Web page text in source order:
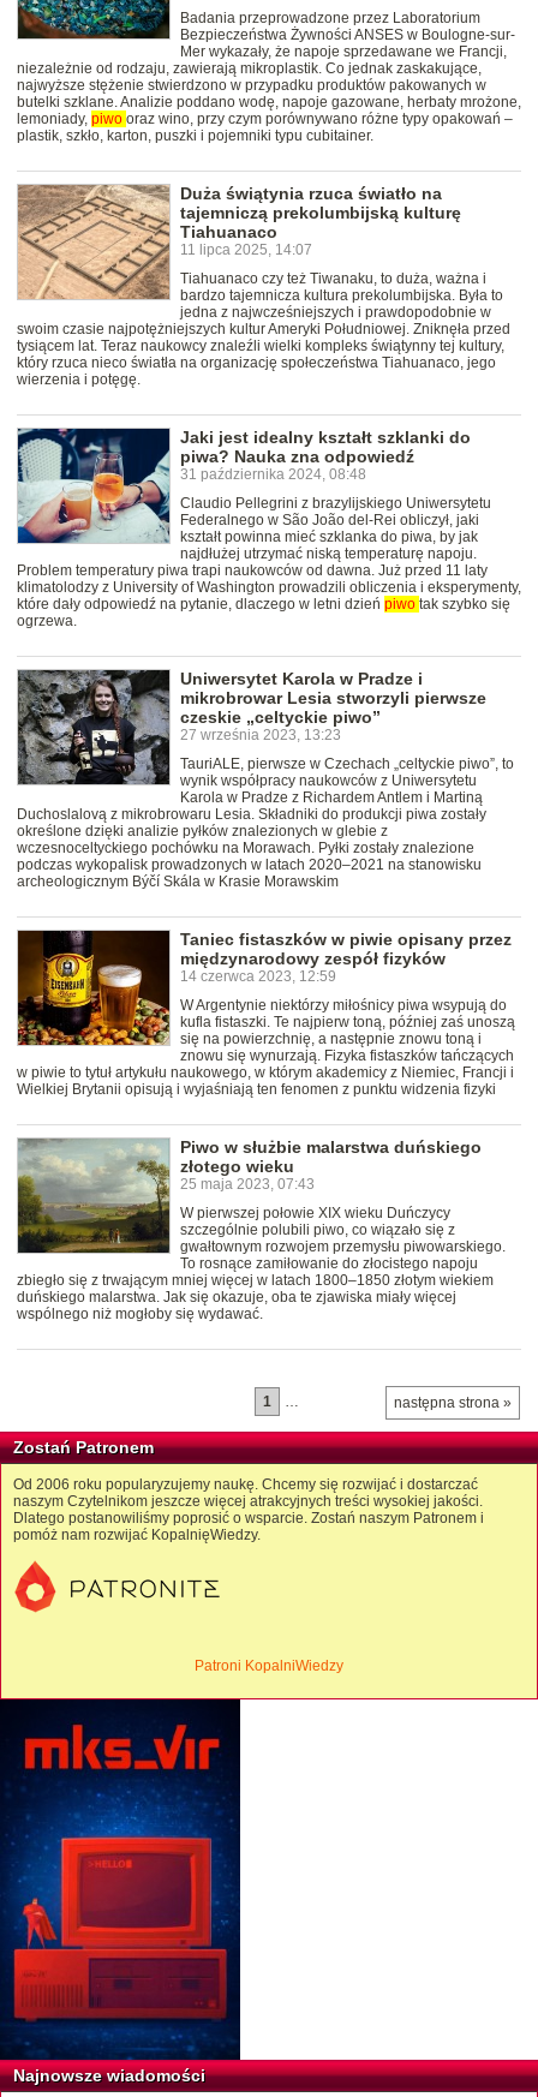
Badania przeprowadzone przez Laboratorium
Bezpieczeństwa Żywności ANSES w Boulogne-sur-
Mer wykazały, że napoje sprzedawane we Francji,
niezależnie od rodzaju, zawierają mikroplastik. Co jednak zaskakujące,
najwyższe stężenie stwierdzono w przypadku produktów pakowanych w
butelki szklane. Analizie poddano wodę, napoje gazowane, herbaty mrożone,
lemoniady, piwo oraz wino, przy czym porównywano różne typy opakowań –
plastik, szkło, karton, puszki i pojemniki typu cubitainer.
Duża świątynia rzuca światło na
tajemniczą prekolumbijską kulturę
Tiahuanaco
11 lipca 2025, 14:07
Tiahuanaco czy też Tiwanaku, to duża, ważna i
bardzo tajemnicza kultura prekolumbijska. Była to
jedna z najwcześniejszych i prawdopodobnie w
swoim czasie najpotężniejszych kultur Ameryki Południowej. Zniknęła przed
tysiącem lat. Teraz naukowcy znaleźli wielki kompleks świątynny tej kultury,
który rzuca nieco światła na organizację społeczeństwa Tiahuanaco, jego
wierzenia i potęgę.
Jaki jest idealny kształt szklanki do
piwa? Nauka zna odpowiedź
31 października 2024, 08:48
Claudio Pellegrini z brazylijskiego Uniwersytetu
Federalnego w São João del-Rei obliczył, jaki
kształt powinna mieć szklanka do piwa, by jak
najdłużej utrzymać niską temperaturę napoju.
Problem temperatury piwa trapi naukowców od dawna. Już przed 11 laty
klimatolodzy z University of Washington prowadzili obliczenia i eksperymenty,
które dały odpowiedź na pytanie, dlaczego w letni dzień piwo tak szybko się
ogrzewa.
Uniwersytet Karola w Pradze i
mikrobrowar Lesia stworzyli pierwsze
czeskie „celtyckie piwo”
27 września 2023, 13:23
TauriALE, pierwsze w Czechach „celtyckie piwo”, to
wynik współpracy naukowców z Uniwersytetu
Karola w Pradze z Richardem Antlem i Martiną
Duchoslalovą z mikrobrowaru Lesia. Składniki do produkcji piwa zostały
określone dzięki analizie pyłków znalezionych w glebie z
wczesnoceltyckiego pochówku na Morawach. Pyłki zostały znalezione
podczas wykopalisk prowadzonych w latach 2020–2021 na stanowisku
archeologicznym Býčí Skála w Krasie Morawskim
Taniec fistaszków w piwie opisany przez
międzynarodowy zespół fizyków
14 czerwca 2023, 12:59
W Argentynie niektórzy miłośnicy piwa wsypują do
kufla fistaszki. Te najpierw toną, później zaś unoszą
się na powierzchnię, a następnie znowu toną i
znowu się wynurzają. Fizyka fistaszków tańczących
w piwie to tytuł artykułu naukowego, w którym akademicy z Niemiec, Francji i
Wielkiej Brytanii opisują i wyjaśniają ten fenomen z punktu widzenia fizyki
Piwo w służbie malarstwa duńskiego
złotego wieku
25 maja 2023, 07:43
W pierwszej połowie XIX wieku Duńczycy
szczególnie polubili piwo, co wiązało się z
gwałtownym rozwojem przemysłu piwowarskiego.
To rosnące zamiłowanie do złocistego napoju
zbiegło się z trwającym mniej więcej w latach 1800–1850 złotym wiekiem
duńskiego malarstwa. Jak się okazuje, oba te zjawiska miały więcej
wspólnego niż mogłoby się wydawać.
następna strona »
1 …
Zostań Patronem
Od 2006 roku popularyzujemy naukę. Chcemy się rozwijać i dostarczać
naszym Czytelnikom jeszcze więcej atrakcyjnych treści wysokiej jakości.
Dlatego postanowiliśmy poprosić o wsparcie. Zostań naszym Patronem i
pomóż nam rozwijać KopalnięWiedzy.
Patroni KopalniWiedzy
Najnowsze wiadomości